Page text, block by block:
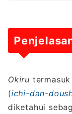
Okiru
(ichi-dan-
diketahui